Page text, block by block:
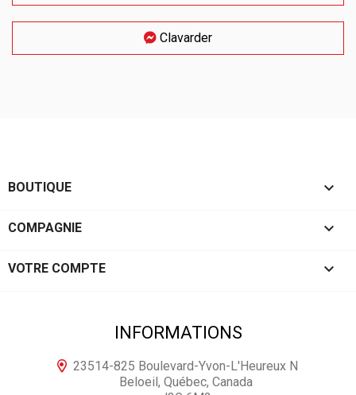
Clavarder
BOUTIQUE 
COMPAGNIE 
VOTRE COMPTE 
INFORMATIONS
23514-825 Boulevard-Yvon-L'Heureux N
Beloeil, Québec, Canada